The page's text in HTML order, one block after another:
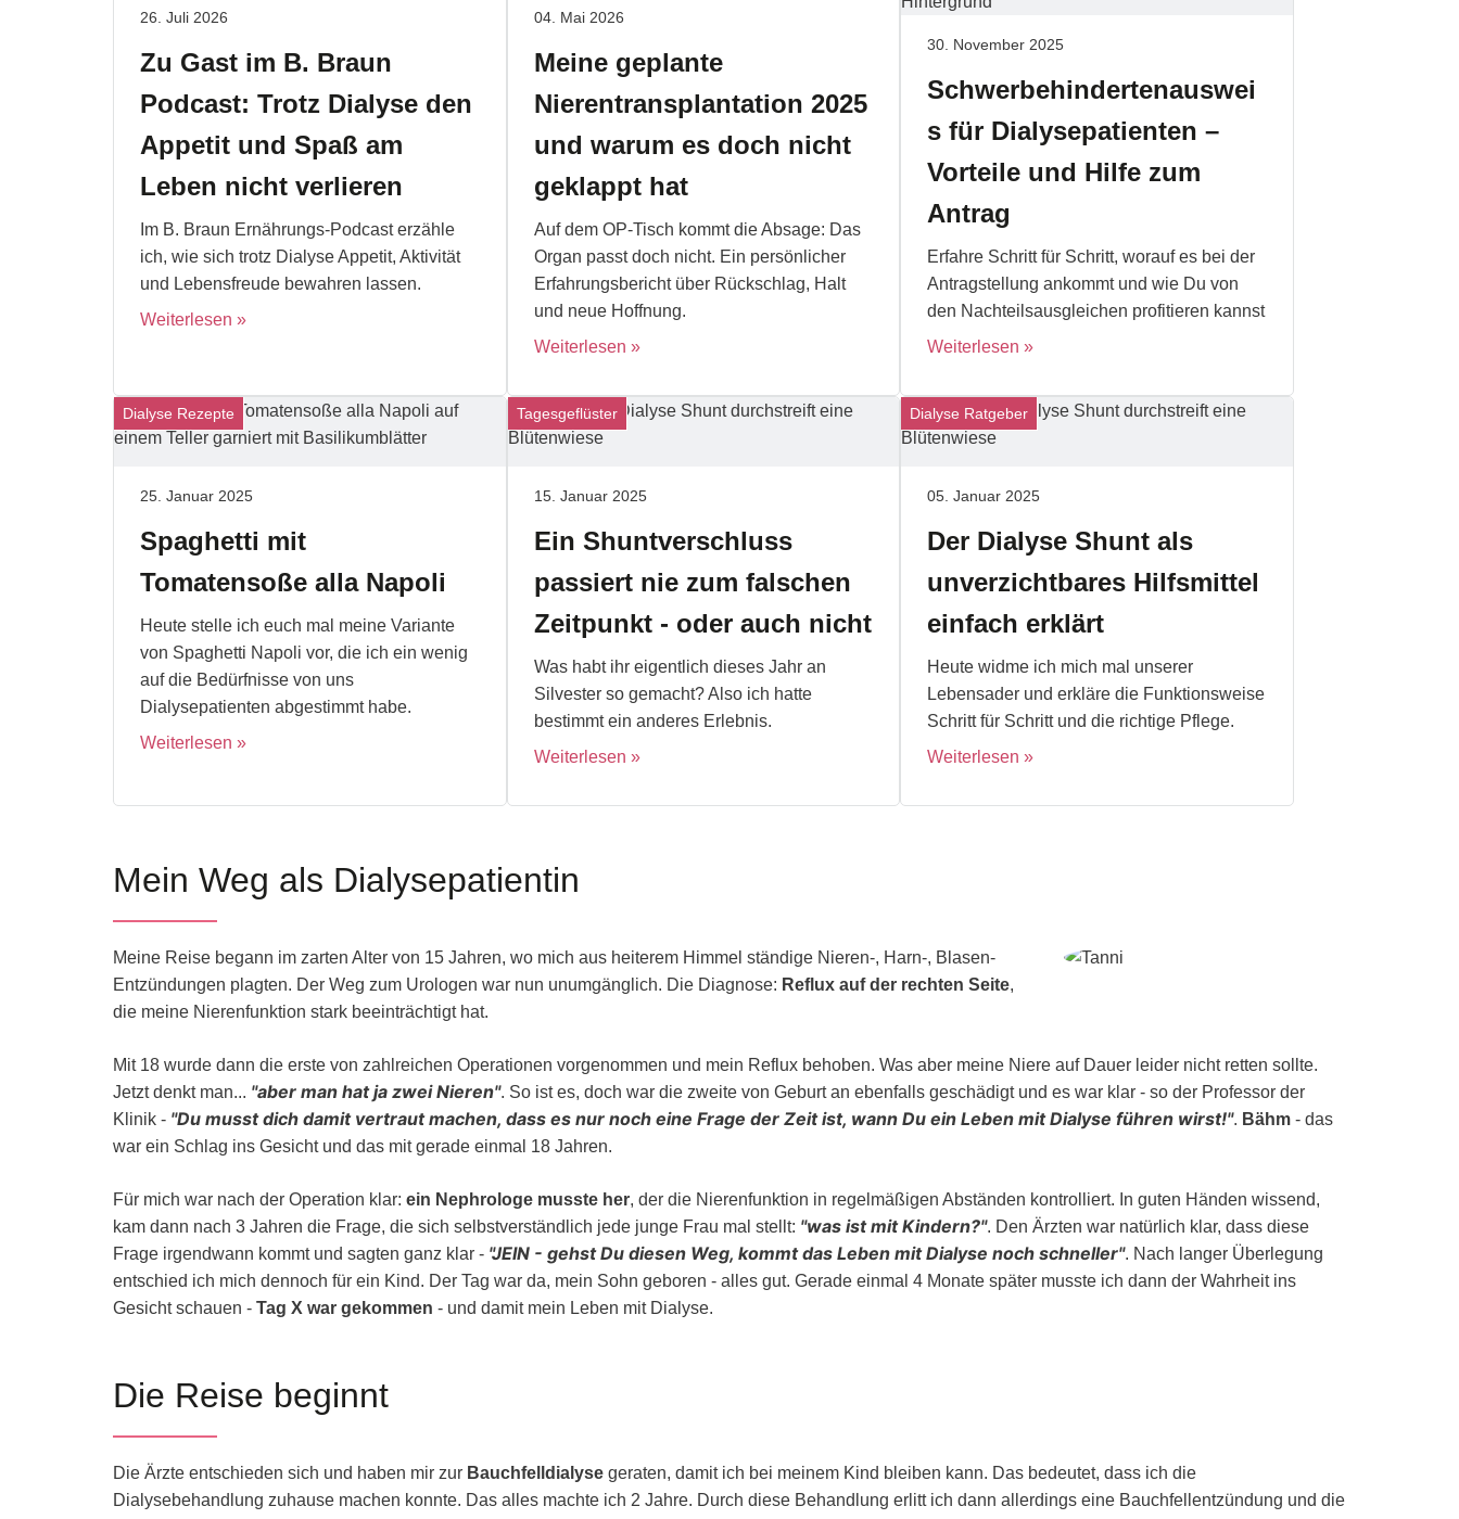
26. Juli 2026
Zu Gast im B. Braun
Podcast: Trotz Dialyse den
Appetit und Spaß am
Leben nicht verlieren
Im B. Braun Ernährungs-Podcast erzähle
ich, wie sich trotz Dialyse Appetit, Aktivität
und Lebensfreude bewahren lassen.
Weiterlesen
04. Mai 2026
Meine geplante
Nierentransplantation 2025
und warum es doch nicht
geklappt hat
Auf dem OP-Tisch kommt die Absage: Das
Organ passt doch nicht. Ein persönlicher
Erfahrungsbericht über Rückschlag, Halt
und neue Hoffnung.
Weiterlesen
30. November 2025
Schwerbehindertenauswei
s für Dialysepatienten –
Vorteile und Hilfe zum
Antrag
Erfahre Schritt für Schritt, worauf es bei der
Antragstellung ankommt und wie Du von
den Nachteilsausgleichen profitieren kannst
Weiterlesen
25. Januar 2025
Dialyse Rezepte
Spaghetti mit
Tomatensoße alla Napoli
Heute stelle ich euch mal meine Variante
von Spaghetti Napoli vor, die ich ein wenig
auf die Bedürfnisse von uns
Dialysepatienten abgestimmt habe.
Weiterlesen
15. Januar 2025
Tagesgeflüster
Ein Shuntverschluss
passiert nie zum falschen
Zeitpunkt - oder auch nicht
Was habt ihr eigentlich dieses Jahr an
Silvester so gemacht? Also ich hatte
bestimmt ein anderes Erlebnis.
Weiterlesen
05. Januar 2025
Dialyse Ratgeber
Der Dialyse Shunt als
unverzichtbares Hilfsmittel
einfach erklärt
Heute widme ich mich mal unserer
Lebensader und erkläre die Funktionsweise
Schritt für Schritt und die richtige Pflege.
Weiterlesen
Mein Weg als Dialysepatientin
Meine Reise begann im zarten Alter von 15 Jahren, wo mich aus heiterem Himmel ständige Nieren-, Harn-, Blasen-
Entzündungen plagten. Der Weg zum Urologen war nun unumgänglich. Die Diagnose: Reflux auf der rechten Seite,
die meine Nierenfunktion stark beeinträchtigt hat.
Mit 18 wurde dann die erste von zahlreichen Operationen vorgenommen und mein Reflux behoben. Was aber meine Niere auf Dauer leider nicht retten sollte.
Jetzt denkt man...
aber man hat ja zwei Nieren . So ist es, doch war die zweite von Geburt an ebenfalls geschädigt und es war klar - so der Professor der
Klinik - Du musst dich damit vertraut machen, dass es nur noch eine Frage der Zeit ist, wann Du ein Leben mit Dialyse führen wirst! . Bähm - das
war ein Schlag ins Gesicht und das mit gerade einmal 18 Jahren.
Für mich war nach der Operation klar: ein Nephrologe musste her, der die Nierenfunktion in regelmäßigen Abständen kontrolliert. In guten Händen wissend,
kam dann nach 3 Jahren die Frage, die sich selbstverständlich jede junge Frau mal stellt:
was ist mit Kindern? . Den Ärzten war natürlich klar, dass diese
Frage irgendwann kommt und sagten ganz klar - JEIN - gehst Du diesen Weg, kommt das Leben mit Dialyse noch schneller . Nach langer Überlegung
entschied ich mich dennoch für ein Kind. Der Tag war da, mein Sohn geboren - alles gut. Gerade einmal 4 Monate später musste ich dann der Wahrheit ins
Gesicht schauen - Tag X war gekommen - und damit mein Leben mit Dialyse.
Die Reise beginnt
Die Ärzte entschieden sich und haben mir zur Bauchfelldialyse geraten, damit ich bei meinem Kind bleiben kann. Das bedeutet, dass ich die
Dialysebehandlung zuhause machen konnte. Das alles machte ich 2 Jahre. Durch diese Behandlung erlitt ich dann allerdings eine Bauchfellentzündung und die